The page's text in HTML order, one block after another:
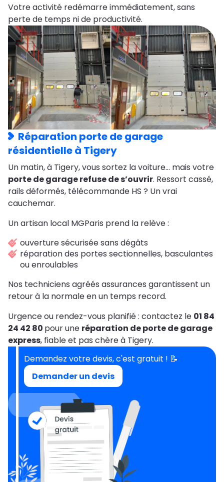
Votre activité redémarre immédiatement, sans
perte de temps ni de productivité.
Réparation porte de garage
résidentielle à Tigery
Un matin, à Tigery, vous sortez la voiture… mais votre
porte de garage refuse de s’ouvrir. Ressort cassé,
rails déformés, télécommande HS ? Un vrai
cauchemar.
Un artisan local MGParis prend la relève :
ouverture sécurisée sans dégâts
réparation des portes sectionnelles, basculantes
ou enroulables
Nos techniciens agréés assurances garantissent un
retour à la normale en un temps record.
Urgence ou rendez-vous planifié : contactez le 01 84
24 42 80 pour une réparation de porte de garage
express, fiable et pas chère à Tigery.
Demandez votre devis, c'est gratuit ! 📝
Demander un devis